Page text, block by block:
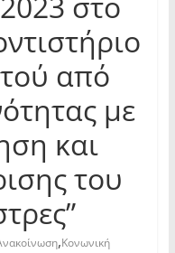
από
με
και
του
,Κονωνική